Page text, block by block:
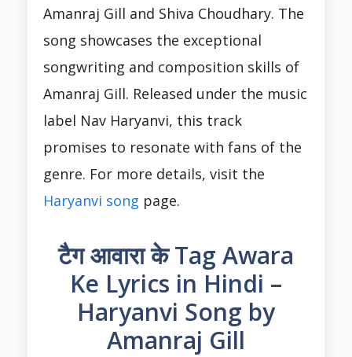
Amanraj Gill and Shiva Choudhary. The
song showcases the exceptional
songwriting and composition skills of
Amanraj Gill. Released under the music
label Nav Haryanvi, this track
promises to resonate with fans of the
genre. For more details, visit the
Haryanvi song page.
टैग आवारा के Tag Awara
Ke Lyrics in Hindi –
Haryanvi Song by
Amanraj Gill